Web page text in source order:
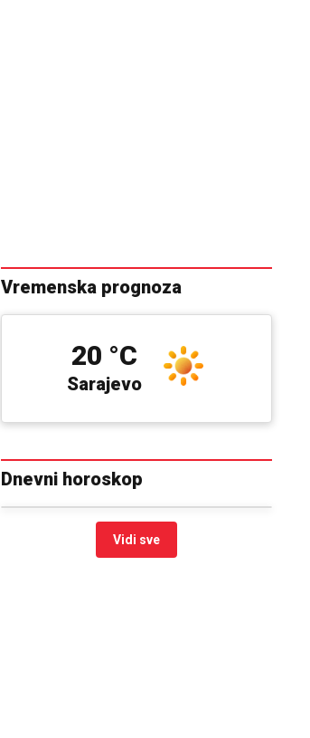
Vremenska prognoza
Sarajevo
20 °C
Dnevni horoskop
Vidi sve